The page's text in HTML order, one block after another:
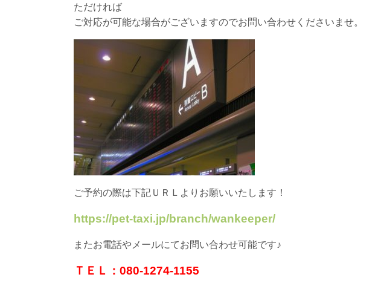
ただければ
ご対応が可能な場合がございますのでお問い合わせくださいませ。
ご予約の際は下記ＵＲＬよりお願いいたします！
https://pet-taxi.jp/branch/wankeeper/
またお電話やメールにてお問い合わせ可能です♪
ＴＥＬ：080-1274-1155